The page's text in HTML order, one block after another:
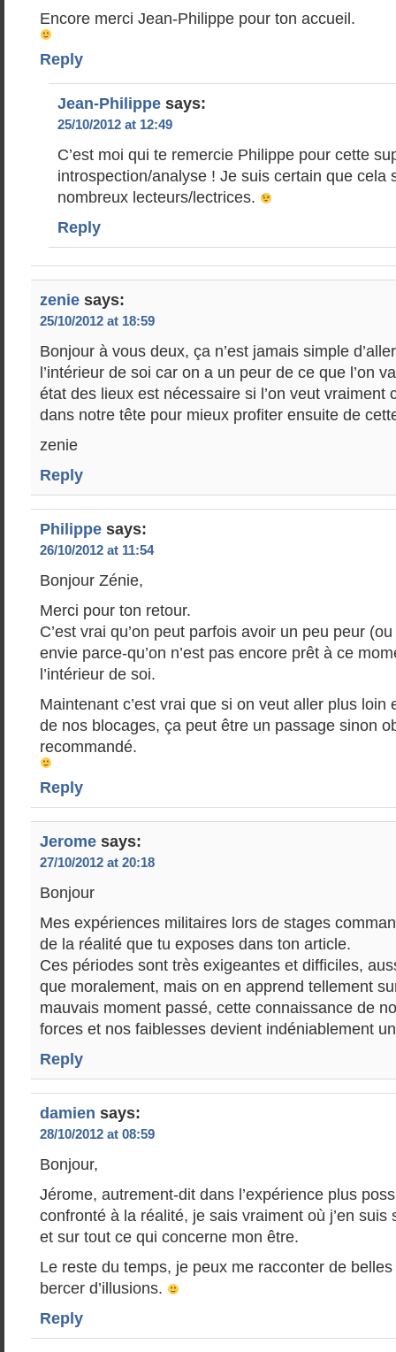
Encore merci Jean-Philippe pour ton accueil.
Reply
Jean-Philippe says:
25/10/2012 at 12:49
C’est moi qui te remercie Philippe pour cette
introspection/analyse ! Je suis certain que cela
nombreux lecteurs/lectrices.
Reply
zenie says:
25/10/2012 at 18:59
Bonjour à vous deux, ça n’est jamais simple
l’intérieur de soi car on a un peur de ce que l’on
état des lieux est nécessaire si l’on veut vraiment
dans notre tête pour mieux profiter ensuite de
zenie
Reply
Philippe says:
26/10/2012 at 11:54
Bonjour Zénie,
Merci pour ton retour.
C’est vrai qu’on peut parfois avoir un peu peur
envie parce-qu’on n’est pas encore prêt à ce
l’intérieur de soi.
Maintenant c’est vrai que si on veut aller plus loin
de nos blocages, ça peut être un passage sinon
recommandé.
Reply
Jerome says:
27/10/2012 at 20:18
Bonjour
Mes expériences militaires lors de stages
de la réalité que tu exposes dans ton article.
Ces périodes sont très exigeantes et difficiles,
que moralement, mais on en apprend tellement
mauvais moment passé, cette connaissance de
forces et nos faiblesses devient indéniablement
Reply
damien says:
28/10/2012 at 08:59
Bonjour,
Jérome, autrement-dit dans l’expérience plus
confronté à la réalité, je sais vraiment où j’en suis
et sur tout ce qui concerne mon être.
Le reste du temps, je peux me racconter de
bercer d’illusions.
Reply